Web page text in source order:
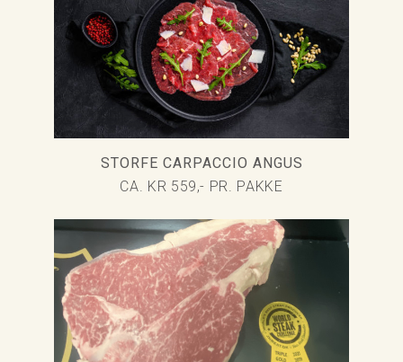
STORFE CARPACCIO ANGUS
CA. KR 559,- PR. PAKKE